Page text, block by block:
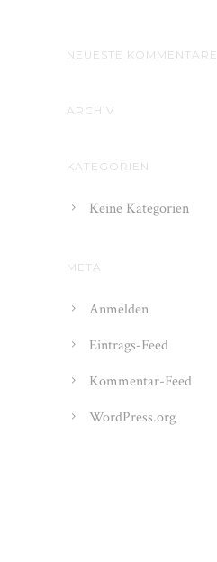
NEUESTE KOMMENTARE
ARCHIV
KATEGORIEN
Keine Kategorien
META
Anmelden
Eintrags-Feed
Kommentar-Feed
WordPress.org